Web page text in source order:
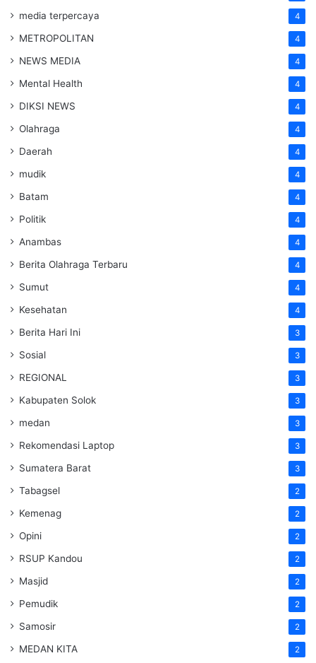
media terpercaya 4
METROPOLITAN 4
NEWS MEDIA 4
Mental Health 4
DIKSI NEWS 4
Olahraga 4
Daerah 4
mudik 4
Batam 4
Politik 4
Anambas 4
Berita Olahraga Terbaru 4
Sumut 4
Kesehatan 4
Berita Hari Ini 3
Sosial 3
REGIONAL 3
Kabupaten Solok 3
medan 3
Rekomendasi Laptop 3
Sumatera Barat 3
Tabagsel 2
Kemenag 2
Opini 2
RSUP Kandou 2
Masjid 2
Pemudik 2
Samosir 2
MEDAN KITA 2